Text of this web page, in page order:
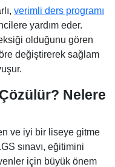
verimli ders programı
yardım eder.
olduğunu gören
değiştirerek sağlam
Nelere
ve iyi bir liseye gitme
sınavı, eğitimini
için büyük önem